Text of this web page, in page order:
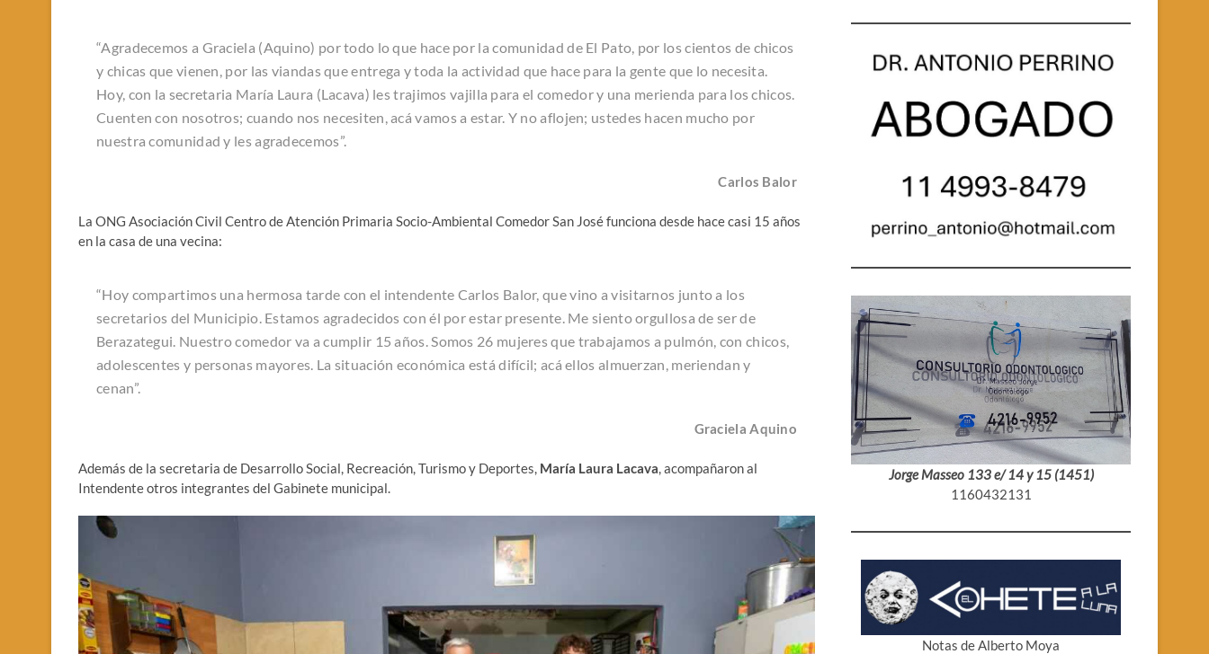
“Agradecemos a Graciela (Aquino) por todo lo que hace por la comunidad de El Pato, por los cientos de chicos
y chicas que vienen, por las viandas que entrega y toda la actividad que hace para la gente que lo necesita.
Hoy, con la secretaria María Laura (Lacava) les trajimos vajilla para el comedor y una merienda para los chicos.
Cuenten con nosotros; cuando nos necesiten, acá vamos a estar. Y no aflojen; ustedes hacen mucho por
nuestra comunidad y les agradecemos”.
Carlos Balor
La ONG Asociación Civil Centro de Atención Primaria Socio-Ambiental Comedor San José funciona desde hace casi 15 años
en la casa de una vecina:
“Hoy compartimos una hermosa tarde con el intendente Carlos Balor, que vino a visitarnos junto a los
secretarios del Municipio. Estamos agradecidos con él por estar presente. Me siento orgullosa de ser de
Berazategui. Nuestro comedor va a cumplir 15 años. Somos 26 mujeres que trabajamos a pulmón, con chicos,
adolescentes y personas mayores. La situación económica está difícil; acá ellos almuerzan, meriendan y
cenan”.
Graciela Aquino
Además de la secretaria de Desarrollo Social, Recreación, Turismo y Deportes, María Laura Lacava, acompañaron al
Intendente otros integrantes del Gabinete municipal.
Jorge Masseo 133 e/ 14 y 15 (1451)
1160432131
Notas de Alberto Moya